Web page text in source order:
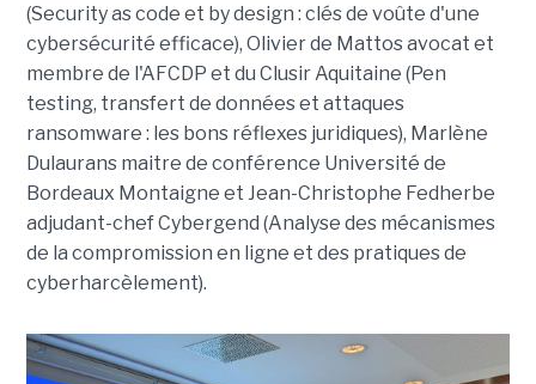
(Security as code et by design : clés de voûte d'une
cybersécurité efficace), Olivier de Mattos avocat et
membre de l'AFCDP et du Clusir Aquitaine (Pen
testing, transfert de données et attaques
ransomware : les bons réflexes juridiques), Marlène
Dulaurans maitre de conférence Université de
Bordeaux Montaigne et Jean-Christophe Fedherbe
adjudant-chef Cybergend (Analyse des mécanismes
de la compromission en ligne et des pratiques de
cyberharcèlement).